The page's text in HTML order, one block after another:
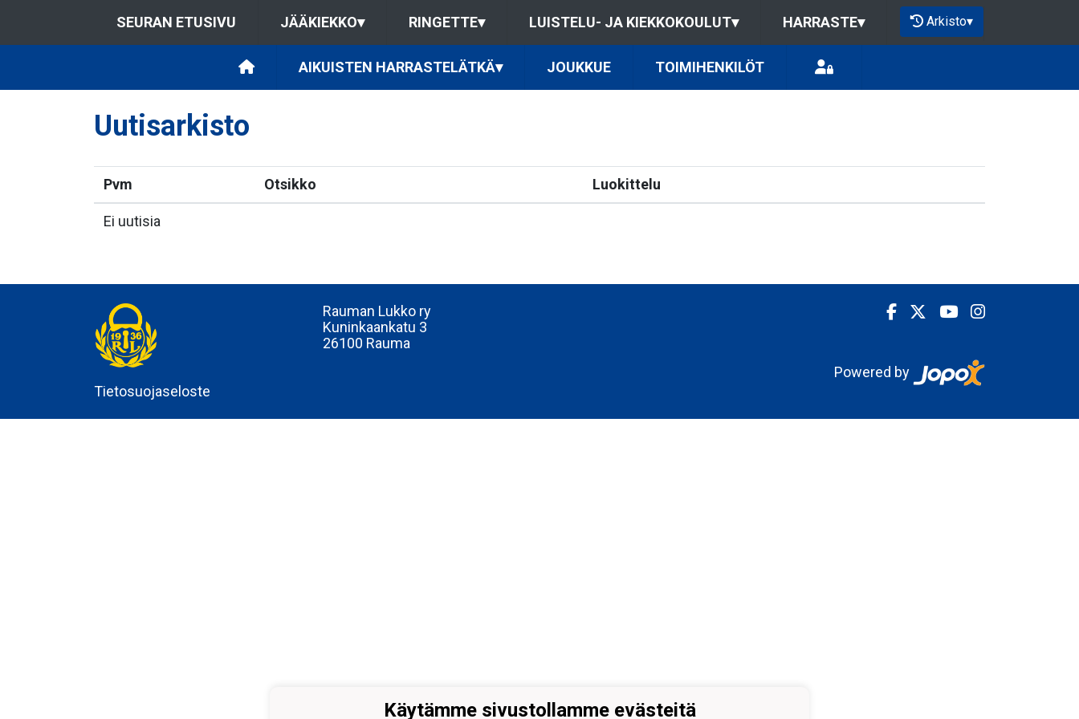
SEURAN ETUSIVU JÄÄKIEKKO▾ RINGETTE▾ LUISTELU- JA KIEKKOKOULUT▾ HARRASTE▾ Arkisto▾
AIKUISTEN HARRASTELÄTKÄ▾ JOUKKUE TOIMIHENKILÖT
Uutisarkisto
Pvm Otsikko Luokittelu
Ei uutisia
Tietosuojaseloste
Rauman Lukko ry
Kuninkaankatu 3
26100 Rauma
Powered by
Käytämme sivustollamme evästeitä